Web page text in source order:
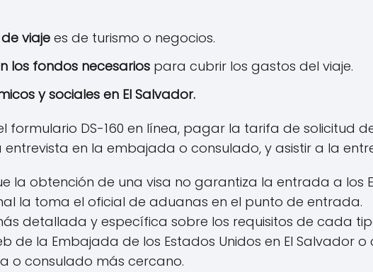
viajees de turismo o negocios.
los fondos necesarios para cubrir los gastos del viaje.
y sociales en El Salvador.
formulario DS-160 en línea, pagar la tarifa de solicitud
en la embajada o consulado, y asistir a la
la obtención de una visa no garantiza la entrada a los
la toma el oficial de aduanas en el punto de entrada.
detallada y específica sobre los requisitos de cada
de la Embajada de los Estados Unidos en El Salvador
o consulado más cercano.